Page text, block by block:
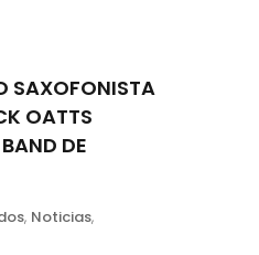
SAXOFONISTA
OATTS
DE
, Noticias,